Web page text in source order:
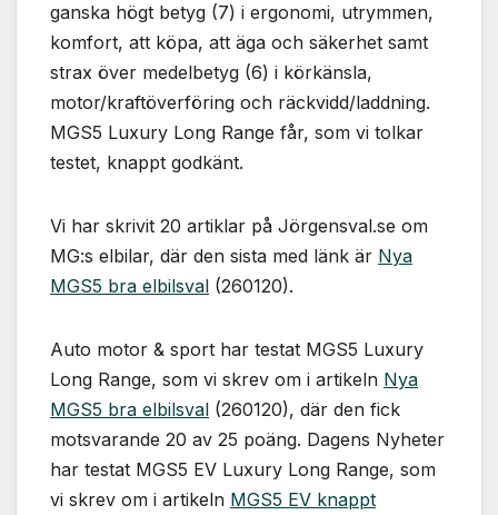
ganska högt betyg (7) i ergonomi, utrymmen,
komfort, att köpa, att äga och säkerhet samt
strax över medelbetyg (6) i körkänsla,
motor/kraftöverföring och räckvidd/laddning.
MGS5 Luxury Long Range får, som vi tolkar
testet, knappt godkänt.
Vi har skrivit 20 artiklar på Jörgensval.se om
MG:s elbilar, där den sista med länk är Nya
MGS5 bra elbilsval (260120).
Auto motor & sport har testat MGS5 Luxury
Long Range, som vi skrev om i artikeln Nya
MGS5 bra elbilsval (260120), där den fick
motsvarande 20 av 25 poäng. Dagens Nyheter
har testat MGS5 EV Luxury Long Range, som
vi skrev om i artikeln MGS5 EV knappt
Nödvändiga
Dessa kakor
går inte att
välja bort. De
taget ska
fungera.
För att vi ska
kunna
hemsidans
funktionalitet
och
uppbyggnad,
baserat på